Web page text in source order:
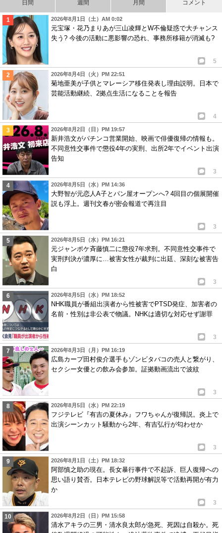
日間 週間 月間 コメント
2026年8月1日（土）AM 0:02
元宝塚・花乃まりあが三山凌輝とW不倫疑惑で大チャンス
失う? 今後の活動に悪影響の恐れ、事務所移籍が消滅も?
5
2026年8月4日（火）PM 22:51
菊地亜美が子供とマレーシア移住発表し理由説明。日本で
芸能活動継続、2拠点生活になることを報告
4
2026年8月2日（日）PM 19:57
新井浩文がパチンコ営業開始、映画で俳優復帰の情報も。
不同意性交事件で懲役4年の実刑、出所2年でイベント出演
告知
3
2026年8月5日（水）PM 14:36
大野智が元恋人A子とパン屋オープンへ? 4回目の個展開催
説も浮上。週刊文春が密会報道で再注目
3
2026年8月5日（水）PM 16:21
元ジャンポケ斉藤慎二に懲役7年求刑。不同意性交事件で
実刑判決が濃厚に…被害女性が裁判に出廷、深刻な被害告
白
3
2026年8月5日（水）PM 18:52
NHK職員が番組出演者から性被害でPTSD発症、加害者の
名前・性別は非公表で物議。NHKは適切な対応せず謝罪
3
2026年8月3日（月）PM 16:19
広島カープ田村俊介選手もゾンビタバコの売人と繋がり、
セクシー女優との飲み会参加。証拠動画流出で波紋
3
2026年8月5日（水）PM 22:19
フジテレビ『有吉の夏休み』フワちゃんが復帰説。炎上で
出演シーンカット騒動から2年、有吉弘行が匂わせか
3
2026年8月1日（土）PM 18:32
阿部慎之助の現在。長女暴行事件で不起訴、巨人復帰への
思い語り賛否。日本テレビの野球解説等で活動再開が有力
か
3
2026年8月2日（日）PM 15:58
清水アキラの三男・清水良太郎が急死、死因は自殺か。死